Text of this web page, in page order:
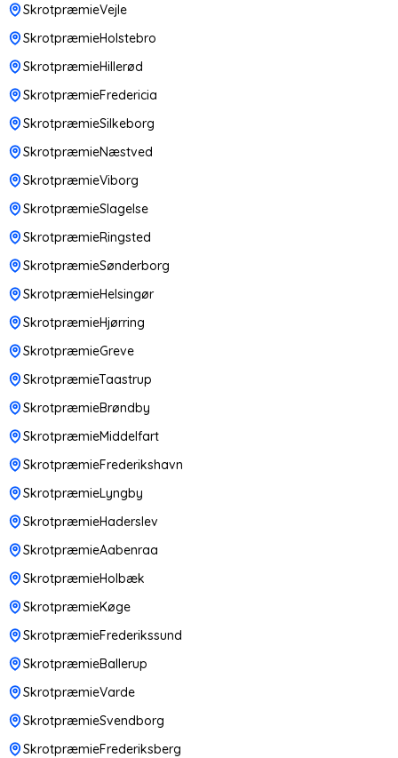
SkrotpræmieVejle
SkrotpræmieHolstebro
SkrotpræmieHillerød
SkrotpræmieFredericia
SkrotpræmieSilkeborg
SkrotpræmieNæstved
SkrotpræmieViborg
SkrotpræmieSlagelse
SkrotpræmieRingsted
SkrotpræmieSønderborg
SkrotpræmieHelsingør
SkrotpræmieHjørring
SkrotpræmieGreve
SkrotpræmieTaastrup
SkrotpræmieBrøndby
SkrotpræmieMiddelfart
SkrotpræmieFrederikshavn
SkrotpræmieLyngby
SkrotpræmieHaderslev
SkrotpræmieAabenraa
SkrotpræmieHolbæk
SkrotpræmieKøge
SkrotpræmieFrederikssund
SkrotpræmieBallerup
SkrotpræmieVarde
SkrotpræmieSvendborg
SkrotpræmieFrederiksberg